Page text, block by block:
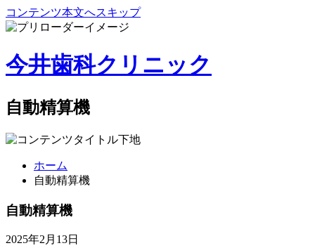
コンテンツ本文へスキップ
今井歯科クリニック
自動精算機
ホーム
自動精算機
自動精算機
2025年2月13日